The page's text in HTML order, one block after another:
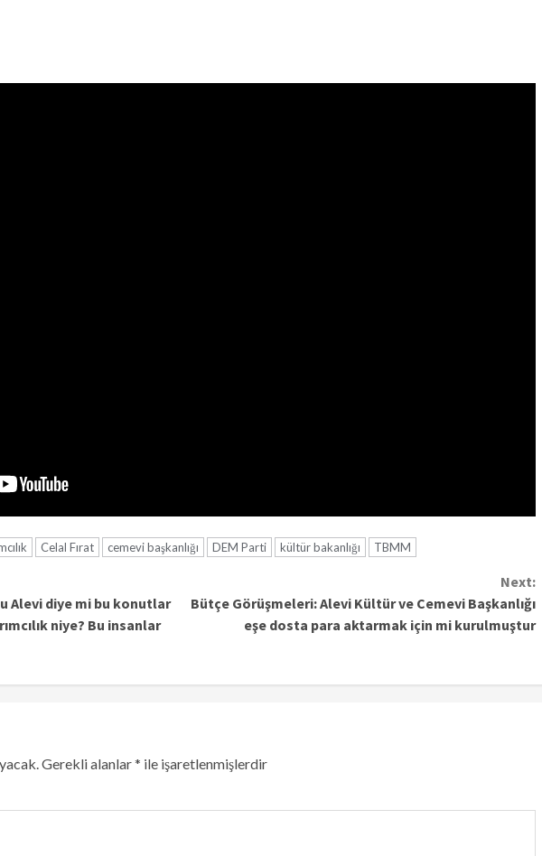
Celal Fırat cemevi başkanlığı DEM Parti kültür bakanlığı TBMM
Alevi diye mi bu konutlar
niye? Bu insanlar
Next:
Bütçe Görüşmeleri: Alevi Kültür ve Cemevi Başkanlığı
eşe dosta para aktarmak için mi kurulmuştur
Gerekli alanlar* ile işaretlenmişlerdir